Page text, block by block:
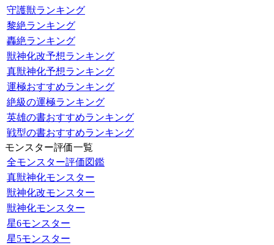
守護獣ランキング
黎絶ランキング
轟絶ランキング
獣神化改予想ランキング
真獣神化予想ランキング
運極おすすめランキング
絶級の運極ランキング
英雄の書おすすめランキング
戦型の書おすすめランキング
モンスター評価一覧
全モンスター評価図鑑
真獣神化モンスター
獣神化改モンスター
獣神化モンスター
星6モンスター
星5モンスター